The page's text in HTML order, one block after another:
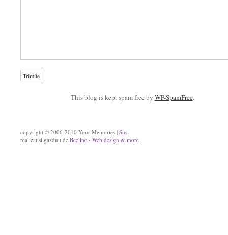
This blog is kept spam free by WP-SpamFree.
copyright © 2006-2010 Your Memories | Sus
realizat si gazduit de Beeline - Web design & more